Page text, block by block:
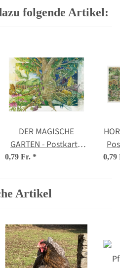
folgende Artikel:
DER MAGISCHE
GARTEN - Postkarte
DIN A6
0,79 Fr. *
Artikel